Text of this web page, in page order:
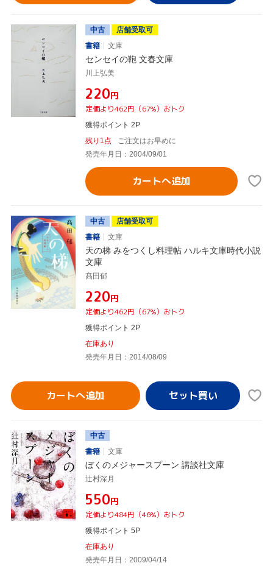
中古
店舗受取可
書籍
文庫
センセイの鞄 文春文庫
川上弘美
¥220円
定価より462円（67%）おトク
獲得ポイント 2P
残り1点
ご注文はお早めに
発売年月日：2004/09/01
カートへ追加
中古
店舗受取可
書籍
文庫
天の梯 みをつくし料理帖 ハルキ文庫時代小説
文庫
髙田郁
¥220円
定価より462円（67%）おトク
獲得ポイント 2P
在庫あり
発売年月日：2014/08/09
カートへ追加
中古
書籍
文庫
ぼくのメジャースプーン 講談社文庫
辻村深月
¥550円
定価より484円（46%）おトク
獲得ポイント 5P
在庫あり
発売年月日：2009/04/14